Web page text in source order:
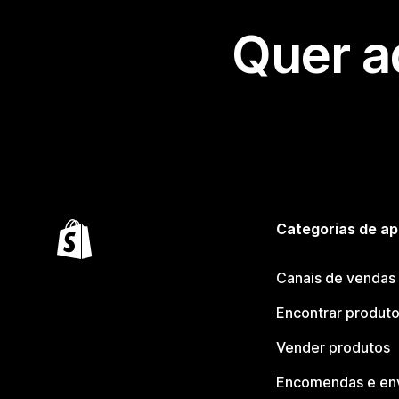
Quer
Categorias de
Canais de vendas
Encontrar
Vender produtos
Encomendas e